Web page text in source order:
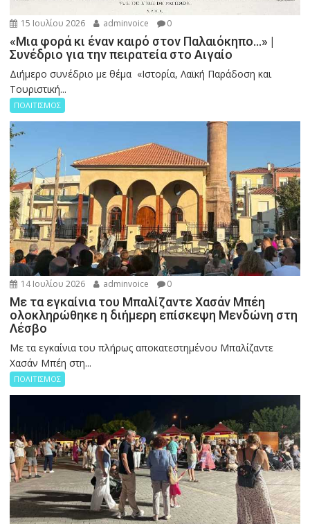
15 Ιουλίου 2026 adminvoice 0
«Μια φορά κι έναν καιρό στον Παλαιόκηπο…» |
Συνέδριο για την πειρατεία στο Αιγαίο
Διήμερο συνέδριο με θέμα «Ιστορία, Λαϊκή Παράδοση και
Τουριστική...
ΠΟΛΙΤΙΣΜΟΣ
14 Ιουλίου 2026 adminvoice 0
Με τα εγκαίνια του Μπαλίζαντε Χασάν Μπέη
ολοκληρώθηκε η διήμερη επίσκεψη Μενδώνη στη
Λέσβο
Με τα εγκαίνια του πλήρως αποκατεστημένου Μπαλίζαντε
Χασάν Μπέη στη...
ΠΟΛΙΤΙΣΜΟΣ